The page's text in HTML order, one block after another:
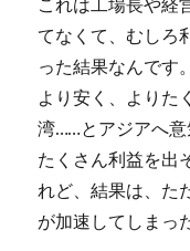
てなくて、むしろ
った結果なんです。
より安く、よりた
湾……とアジアへ意
たくさん利益を出
れど、結果は、た
が加速してしまっ